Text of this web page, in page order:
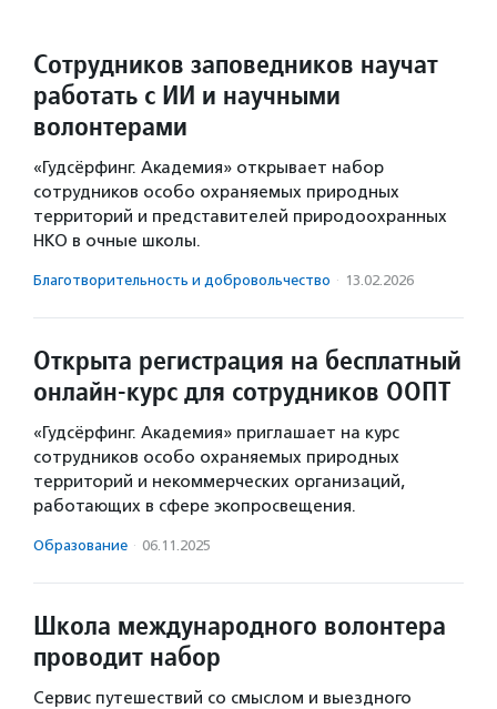
Сотрудников заповедников научат
работать с ИИ и научными
волонтерами
«Гудсёрфинг. Академия» открывает набор
сотрудников особо охраняемых природных
территорий и представителей природоохранных
НКО в очные школы.
Благотвори­тель­ность и доброволь­чест­во · 13.02.2026
Открыта регистрация на бесплатный
онлайн-курс для сотрудников ООПТ
«Гудсёрфинг. Академия» приглашает на курс
сотрудников особо охраняемых природных
территорий и некоммерческих организаций,
работающих в сфере экопросвещения.
Образование · 06.11.2025
Школа международного волонтера
проводит набор
Сервис путешествий со смыслом и выездного